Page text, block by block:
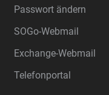
Passwort ändern
SOGo-Webmail
Exchange-Webmail
Telefonportal